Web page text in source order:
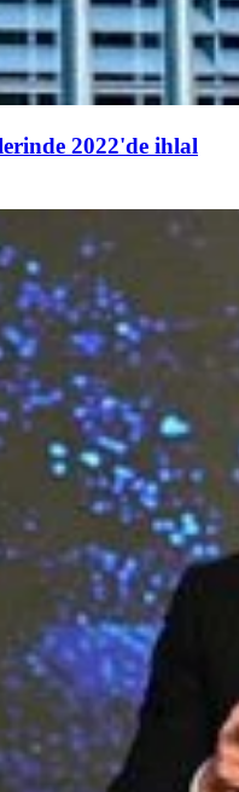
2022'de ihlal